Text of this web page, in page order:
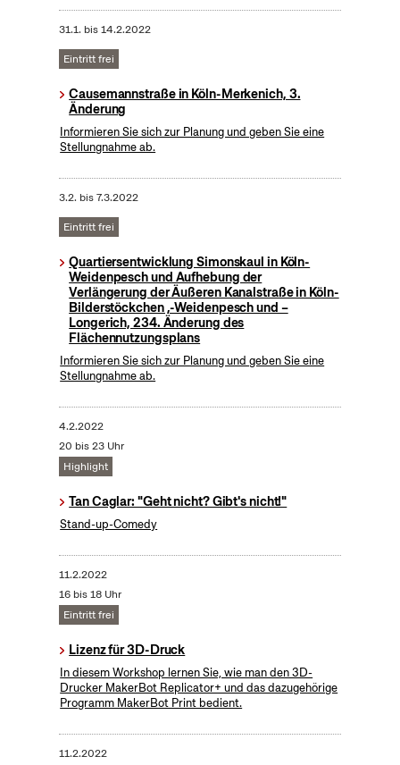
31.1. bis14.2.2022
Eintritt frei
Causemannstraße in Köln-Merkenich, 3.
Änderung
Informieren Sie sich zur Planung und geben Sie eine
Stellungnahme ab.
3.2. bis7.3.2022
Eintritt frei
Quartiersentwicklung Simonskaul in Köln-
Weidenpesch und Aufhebung der
Verlängerung der Äußeren Kanalstraße in Köln-
Bilderstöckchen ,-Weidenpesch und –
Longerich, 234. Änderung des
Flächennutzungsplans
Informieren Sie sich zur Planung und geben Sie eine
Stellungnahme ab.
4.2.2022
20 bis 23 Uhr
Highlight
Tan Caglar: "Geht nicht? Gibt's nicht!"
Stand-up-Comedy
11.2.2022
16 bis 18 Uhr
Eintritt frei
Lizenz für 3D-Druck
In diesem Workshop lernen Sie, wie man den 3D-
Drucker MakerBot Replicator+ und das dazugehörige
Programm MakerBot Print bedient.
11.2.2022